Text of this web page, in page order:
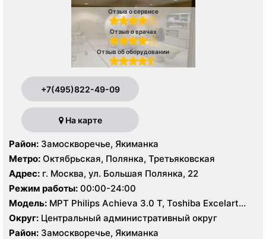
Отзыв о сервисе
Отзыв о врачах
Отзыв об оборудовании
+7(495)822-49-09
На карте
Район: Замоскворечье, Якиманка
Метро: Октябрьская, Полянка, Третьяковская
Адрес: г. Москва, ул. Большая Полянка, 22
Режим работы: 00:00-24:00
Модель: МРТ Philips Achieva 3.0 Т, Toshiba Excelart
Vantage 1.5 Т, КТ Philips Brilliance CT 64 среза, Philips
Brilliance CT16 срезов, УЗИ Philips HD15
Округ: Центральный административный округ
Район: Замоскворечье, Якиманка